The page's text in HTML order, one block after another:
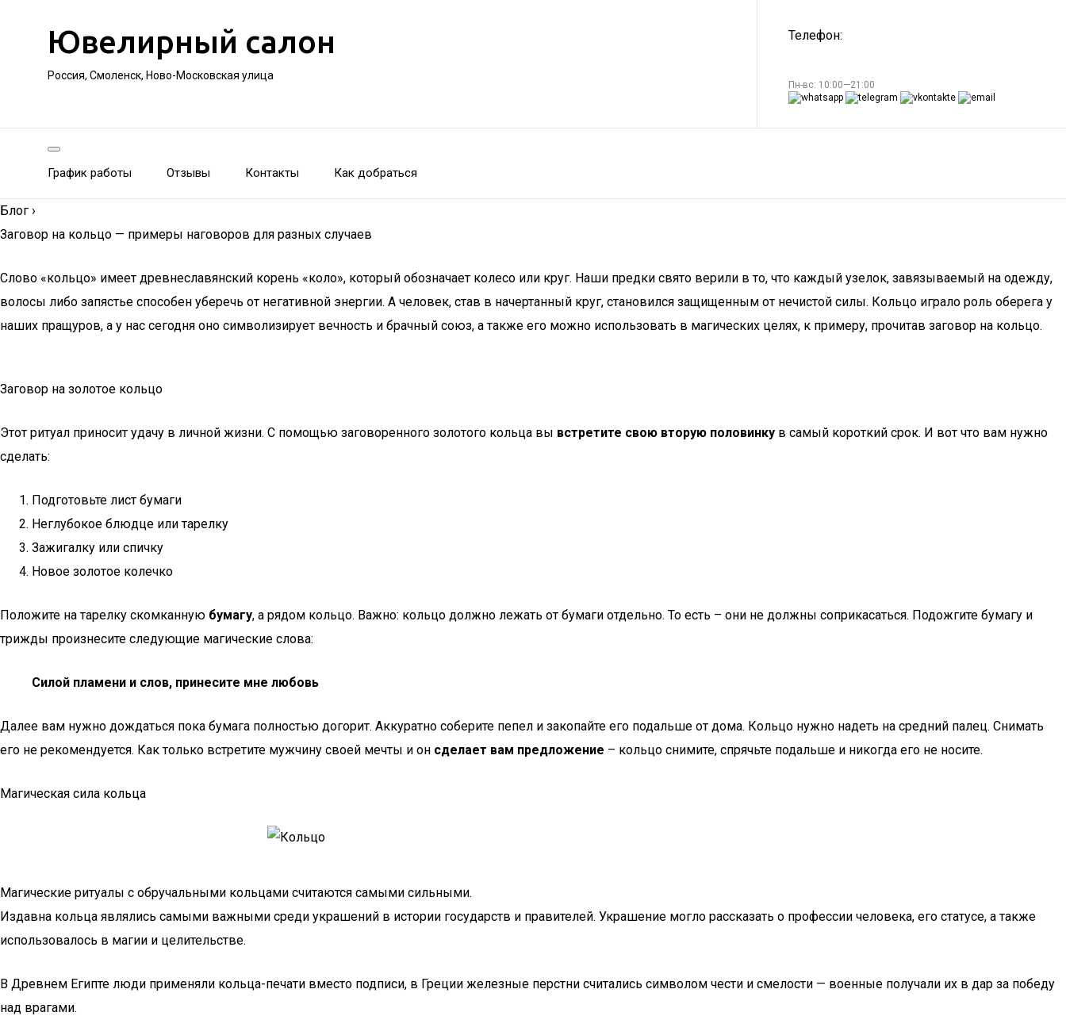
Ювелирный салон
Россия, Смоленск, Ново-Московская улица
Телефон:
Пн-вс: 10:00—21:00
График работы Отзывы Контакты Как добраться
Блог ›
Заговор на кольцо — примеры наговоров для разных случаев
Слово «кольцо» имеет древнеславянский корень «коло», который обозначает колесо или круг. Наши предки свято верили в то, что каждый узелок, завязываемый на одежду,
волосы либо запястье способен уберечь от негативной энергии. А человек, став в начертанный круг, становился защищенным от нечистой силы. Кольцо играло роль оберега у
наших пращуров, а у нас сегодня оно символизирует вечность и брачный союз, а также его можно использовать в магических целях, к примеру, прочитав заговор на кольцо.
Заговор на золотое кольцо
Этот ритуал приносит удачу в личной жизни. С помощью заговоренного золотого кольца вы встретите свою вторую половинку в самый короткий срок. И вот что вам нужно
сделать:
Подготовьте лист бумаги
Неглубокое блюдце или тарелку
Зажигалку или спичку
Новое золотое колечко
Положите на тарелку скомканную бумагу, а рядом кольцо. Важно: кольцо должно лежать от бумаги отдельно. То есть – они не должны соприкасаться. Подожгите бумагу и
трижды произнесите следующие магические слова:
Силой пламени и слов, принесите мне любовь
Далее вам нужно дождаться пока бумага полностью догорит. Аккуратно соберите пепел и закопайте его подальше от дома. Кольцо нужно надеть на средний палец. Снимать
его не рекомендуется. Как только встретите мужчину своей мечты и он сделает вам предложение – кольцо снимите, спрячьте подальше и никогда его не носите.
Магическая сила кольца
Магические ритуалы с обручальными кольцами считаются самыми сильными.​​​​​
Издавна кольца являлись самыми важными среди украшений в истории государств и правителей. Украшение могло рассказать о профессии человека, его статусе, а также
использовалось в магии и целительстве.
В Древнем Египте люди применяли кольца-печати вместо подписи, в Греции железные перстни считались символом чести и смелости — военные получали их в дар за победу
над врагами.